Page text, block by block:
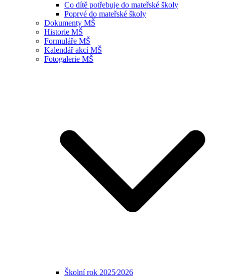
Co dítě potřebuje do mateřské školy
Poprvé do mateřské školy
Dokumenty MŠ
Historie MŠ
Formuláře MŠ
Kalendář akcí MŠ
Fotogalerie MŠ
Školní rok 2025⁄2026